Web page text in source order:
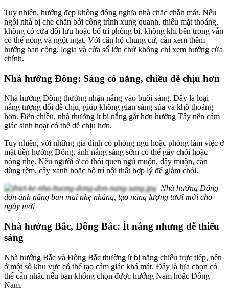
Tuy nhiên, hướng đẹp không đồng nghĩa nhà chắc chắn mát. Nếu
ngôi nhà bị che chắn bởi công trình xung quanh, thiếu mặt thoáng,
không có cửa đối lưu hoặc bố trí phòng bí, không khí bên trong vẫn
có thể nóng và ngột ngạt. Với căn hộ chung cư, cần xem thêm
hướng ban công, logia và cửa sổ lớn chứ không chỉ xem hướng cửa
chính.
Nhà hướng Đông: Sáng có nắng, chiều dễ chịu hơn
Nhà hướng Đông thường nhận nắng vào buổi sáng. Đây là loại
nắng tương đối dễ chịu, giúp không gian sáng sủa và khô thoáng
hơn. Đến chiều, nhà thường ít bị nắng gắt hơn hướng Tây nên cảm
giác sinh hoạt có thể dễ chịu hơn.
Tuy nhiên, với những gia đình có phòng ngủ hoặc phòng làm việc ở
mặt tiền hướng Đông, ánh nắng sáng sớm có thể gây chói hoặc
nóng nhẹ. Nếu người ở có thói quen ngủ muộn, dậy muộn, cần
dùng rèm, cây xanh hoặc bố trí nội thất hợp lý để giảm chói.
Nhà hướng Đông
đón ánh nắng ban mai nhẹ nhàng, tạo năng lượng tươi mới cho
ngày mới
Nhà hướng Bắc, Đông Bắc: Ít nắng nhưng dễ thiếu
sáng
Nhà hướng Bắc và Đông Bắc thường ít bị nắng chiếu trực tiếp, nên
ở một số khu vực có thể tạo cảm giác khá mát. Đây là lựa chọn có
thể cân nhắc nếu bạn không chọn được hướng Nam hoặc Đông
Nam.